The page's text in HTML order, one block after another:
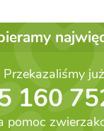
Przekazaliśmy już
160
pomoc